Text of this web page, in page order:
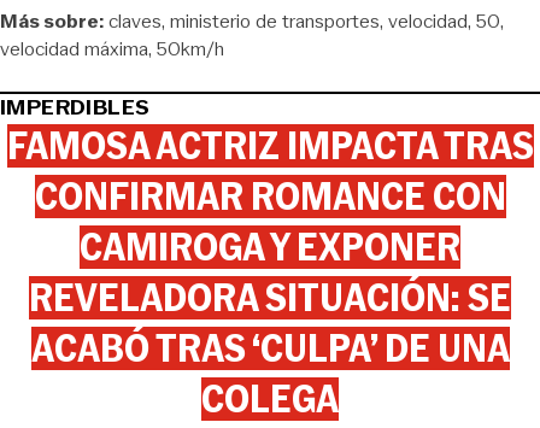
Más sobre:claves ministerio de transportes velocidad 50
velocidad máxima 50km/h
IMPERDIBLES
FAMOSA ACTRIZ IMPACTA TRAS
CONFIRMAR ROMANCE CON
CAMIROGA Y EXPONER
REVELADORA SITUACIÓN: SE
ACABÓ TRAS ‘CULPA’ DE UNA
COLEGA